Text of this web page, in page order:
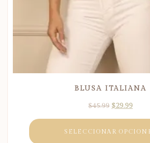
BLUSA ITALIANA
$45.99 $29.99
SELECCIONAR